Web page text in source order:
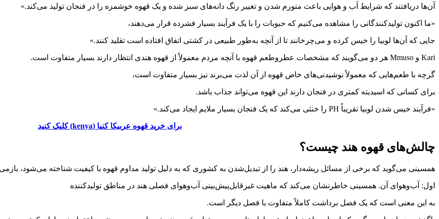
آن‌ها دریافتند که شرایط آب و هوایی باعث متورم شدن و تغییر رنگ دانه‌های سبز شده و یک قهوه خوشمزه را در فنجان تولید می‌کند.»
«ما اکنون تولیدکنندگانی را مشاهده می‌کنیم که حبوبات را با یک فرآیند بسیار فشرده قرار می‌دهند،
جایی که آن‌ها لوبیا را خیس کرده و می‌چرخانند تا از آنچه به‌طور طبیعی در کشتی اتفاق افتاده است تقلید کنند.»
Kari و Mmuso هر دو می‌گویند که مشخصات عطروطعم قهوه با آنچه مردم معمولاً از قهوه هندی انتظار دارند بسیار متفاوت است.
گرچه با طعم‌هایی که معمولاً نوشیدنی‌های خاص قهوه از آن لذت می‌برند نیز بسیار متفاوت است،
برای کسانی که اسیدیته کمتری در فنجان دارند این قهوه می‌تواند جذاب باشد.
«فرآیند خیس شدن لوبیا تقریباً PH را خنثی می‌کند که یک فنجان بسیار ملایم ایجاد می‌کند.»
برای خرید قهوه عربیکا کنیا (kenya) کلیک کنید
چالش‌های قهوه هند چیست؟
همسینی می‌گوید که برخی از مسائل ریشه‌دار، هند را از تبدیل‌شدن به کشوری که به دلیل تولید مداوم قهوه با کیفیت شناخته می‌شود،
اول: آب‌وهوای آن. همسینی خاطرنشان می‌کند که ماهیت غیرقابل‌پیش‌بینی آب‌وهوای فصلی هند در مناطق تولیدکننده
به این معنی است که یک فصل برداشت کاملاً متفاوت با فصل دیگر است.